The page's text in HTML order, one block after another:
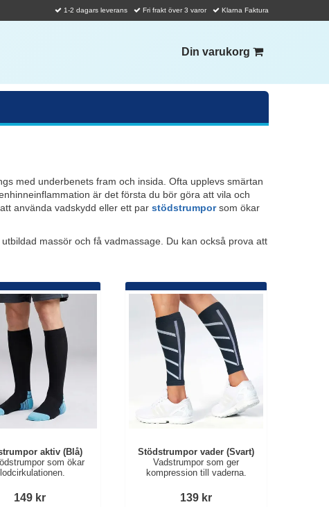
1-2 dagars leverans Fri frakt över 3 varor Klarna Faktura
Din varukorg
med underbenets fram och insida. Ofta upplevs smärtan
är det första du bör göra att vila och
använda vadskydd eller ett par stödstrumporsom ökar
massör och få vadmassage. Du kan också prova att
aktiv (Blå)
som ökar
149 kr
Stödstrumpor vader (Svart)
Vadstrumpor som ger
kompression till vaderna.
139 kr